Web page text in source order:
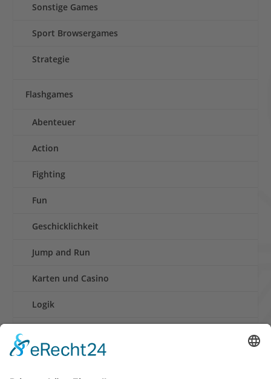
Sonstige Games
Sport Browsergames
Strategie
Flashgames
Abenteuer
Action
Fighting
Fun
Geschicklichkeit
Jump and Run
Karten und Casino
Logik
Retro und Klassiker